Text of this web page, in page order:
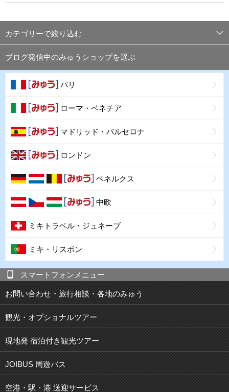
カテゴリーで絞り込む
ブログ発信中のみゅうショップを選ぶ
パリ
ローマ・ベネチア
マドリッド・バルセロナ
ロンドン
ベネルクス
中欧
ミキトラベル・ジュネーブ
ミキ・リスボン
スマートフォンメニュー
お問い合わせ・旅行相談・各地のみゅう
観光・オプショナルツアー
現地発 宿泊付き観光ツアー
JOIBUS 周遊バス
空港・駅・港 送迎サービス